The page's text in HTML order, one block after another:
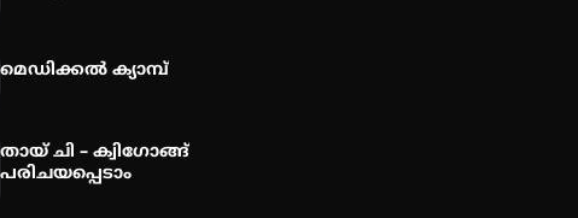
മെഡിക്കൽ ക്യാമ്പ്
തായ് ചി – ക്വിഗോങ്ങ്
പരിചയപ്പെടാം